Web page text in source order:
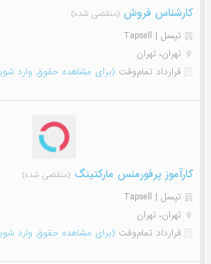
کارشناس فروش (منقضی شده)
تپسل | Tapsell
تهران، تهران
قرارداد تمام‌وقت (برای مشاهده حقوق وارد
کارآموز پرفورمنس مارکتینگ (منقضی شده)
تپسل | Tapsell
تهران، تهران
قرارداد تمام‌وقت (برای مشاهده حقوق وارد